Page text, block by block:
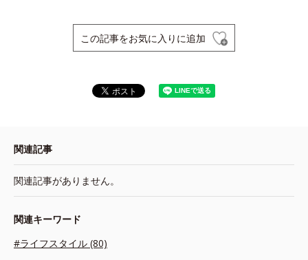
この記事をお気に入りに追加
関連記事
関連記事がありません。
関連キーワード
#ライフスタイル (80)